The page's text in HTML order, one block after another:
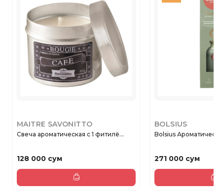
MAITRE SAVONITTO
Свеча ароматическая с 1 фитилё...
128 000 сум
BOLSIUS
Bolsius
271 000 сум